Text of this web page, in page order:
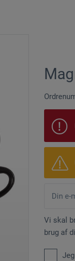
Vi skal
brug af